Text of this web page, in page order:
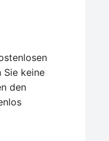
Sie keine
den